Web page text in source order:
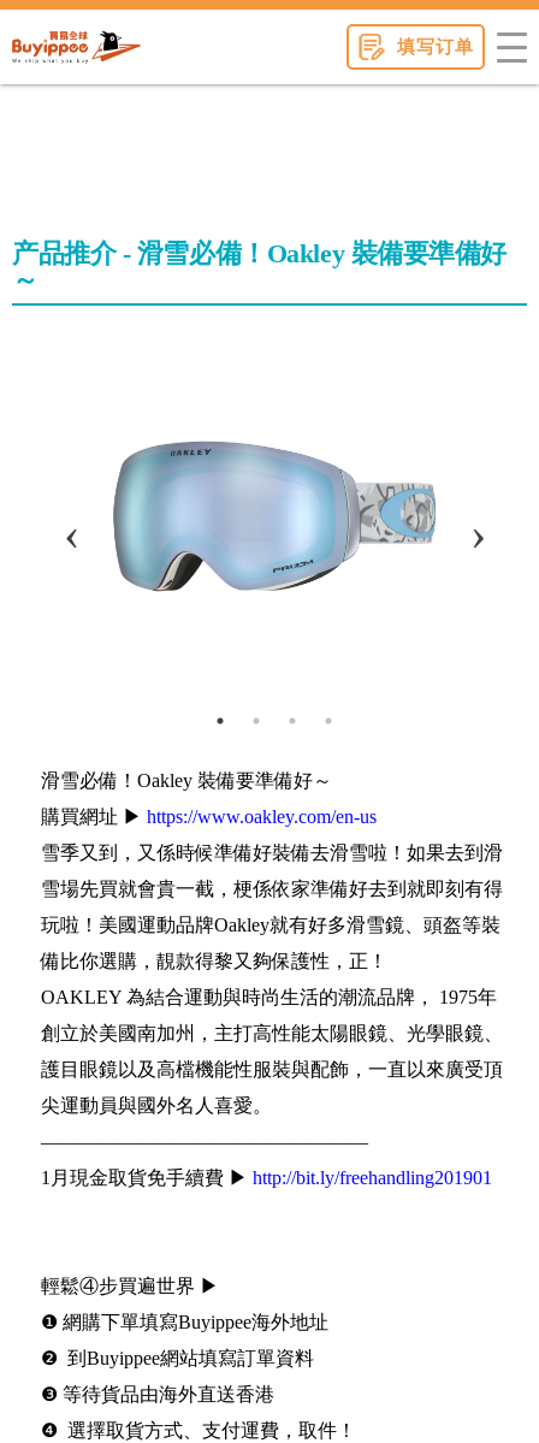
填写订单
产品推介 - 滑雪必備！Oakley 裝備要準備好
～
滑雪必備！Oakley 裝備要準備好～
購買網址 ▶ https://www.oakley.com/en-us
雪季又到，又係時候準備好裝備去滑雪啦！如果去到滑
雪場先買就會貴一截，梗係依家準備好去到就即刻有得
玩啦！美國運動品牌Oakley就有好多滑雪鏡、頭盔等裝
備比你選購，靚款得黎又夠保護性，正！
OAKLEY 為結合運動與時尚生活的潮流品牌， 1975年
創立於美國南加州，主打高性能太陽眼鏡、光學眼鏡、
護目眼鏡以及高檔機能性服裝與配飾，一直以來廣受頂
尖運動員與國外名人喜愛。
—————————————————
1月現金取貨免手續費 ▶ http://bit.ly/freehandling201901
輕鬆④步買遍世界 ▶
❶ 網購下單填寫Buyippee海外地址
❷ 到Buyippee網站填寫訂單資料
❸ 等待貨品由海外直送香港
❹ 選擇取貨方式、支付運費，取件！